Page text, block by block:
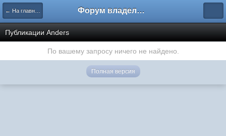
← На главную Форум владельцев интернет-магазинов
Публикации Anders
По вашему запросу ничего не найдено.
Полная версия